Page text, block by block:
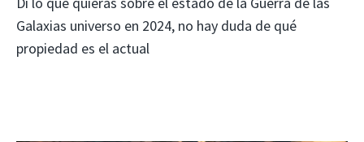
Galaxias universo en 2024, no hay duda de qué
propiedad es el actual